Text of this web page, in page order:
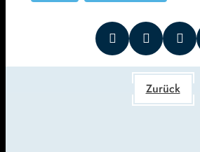
Zurück